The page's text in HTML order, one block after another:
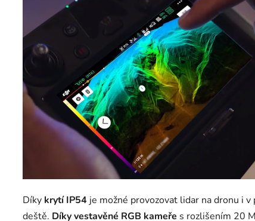
Díky krytí IP54 je možné provozovat lidar na dronu i v
deště. Díky vestavěné RGB kameře s rozlišením 20